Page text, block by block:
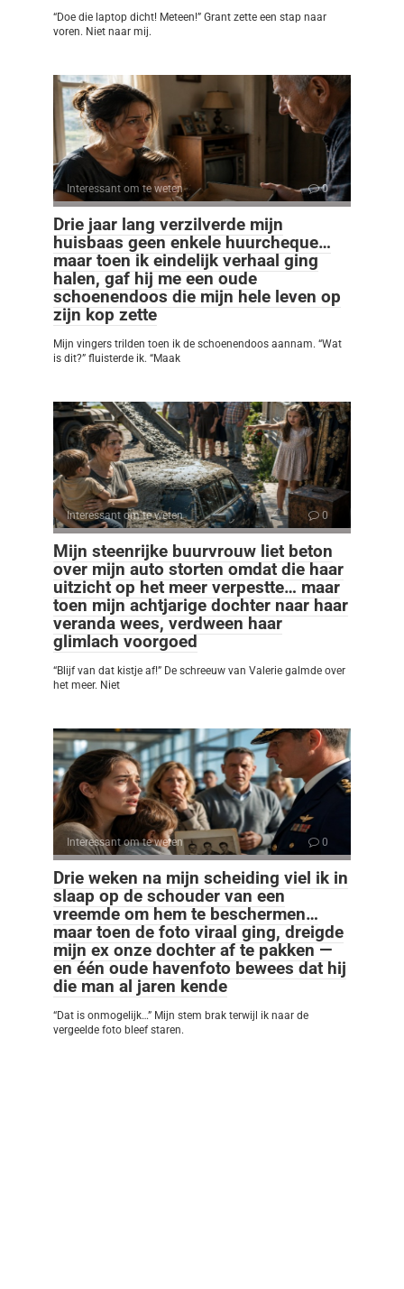
“Doe die laptop dicht! Meteen!” Grant zette een stap naar
voren. Niet naar mij.
Interessant om te weten 0
Drie jaar lang verzilverde mijn
huisbaas geen enkele huurcheque…
maar toen ik eindelijk verhaal ging
halen, gaf hij me een oude
schoenendoos die mijn hele leven op
zijn kop zette
Mijn vingers trilden toen ik de schoenendoos aannam. “Wat
is dit?” fluisterde ik. “Maak
Interessant om te weten 0
Mijn steenrijke buurvrouw liet beton
over mijn auto storten omdat die haar
uitzicht op het meer verpestte… maar
toen mijn achtjarige dochter naar haar
veranda wees, verdween haar
glimlach voorgoed
“Blijf van dat kistje af!” De schreeuw van Valerie galmde over
het meer. Niet
Interessant om te weten 0
Drie weken na mijn scheiding viel ik in
slaap op de schouder van een
vreemde om hem te beschermen…
maar toen de foto viraal ging, dreigde
mijn ex onze dochter af te pakken —
en één oude havenfoto bewees dat hij
die man al jaren kende
“Dat is onmogelijk…” Mijn stem brak terwijl ik naar de
vergeelde foto bleef staren.